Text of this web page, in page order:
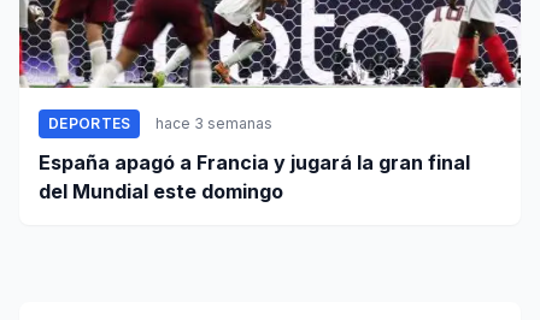
DEPORTES hace 3 semanas
España apagó a Francia y jugará la gran final
del Mundial este domingo